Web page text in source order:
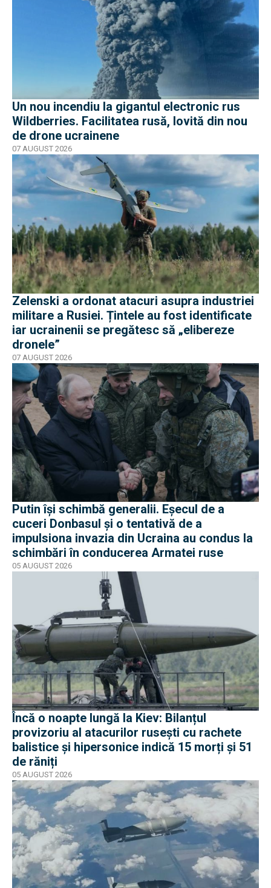
Un nou incendiu la gigantul electronic rus
Wildberries. Facilitatea rusă, lovită din nou
de drone ucrainene
07 AUGUST 2026
Zelenski a ordonat atacuri asupra industriei
militare a Rusiei. Țintele au fost identificate
iar ucrainenii se pregătesc să „elibereze
dronele”
07 AUGUST 2026
Putin își schimbă generalii. Eșecul de a
cuceri Donbasul și o tentativă de a
impulsiona invazia din Ucraina au condus la
schimbări în conducerea Armatei ruse
05 AUGUST 2026
Încă o noapte lungă la Kiev: Bilanțul
provizoriu al atacurilor rusești cu rachete
balistice și hipersonice indică 15 morți și 51
de răniți
05 AUGUST 2026